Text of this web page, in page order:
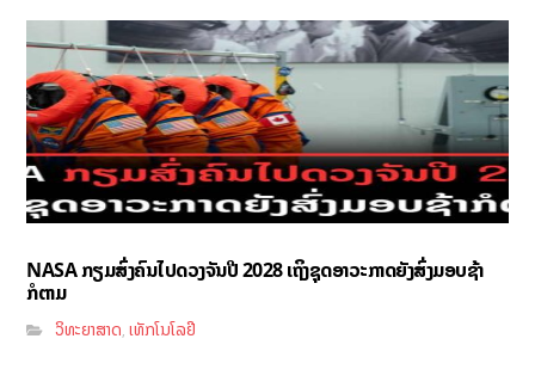
NASA ກຽມສົ່ງຄົນໄປດວງຈັນປີ 2028 ເຖິງຊຸດອາວະກາດຍັງສົ່ງມອບຊ້າ
ກໍຕາມ
ວິທະຍາສາດ,ເທັກໂນໂລຢີ